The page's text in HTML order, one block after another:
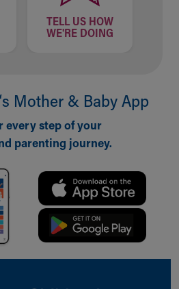
TELL US HOW
WE'RE DOING
Mother & Baby App
every step of your
parenting journey.